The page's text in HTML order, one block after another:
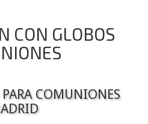
CON GLOBOS
COMUNIONES